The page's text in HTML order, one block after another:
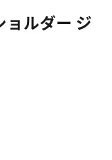
ョルダー ジ